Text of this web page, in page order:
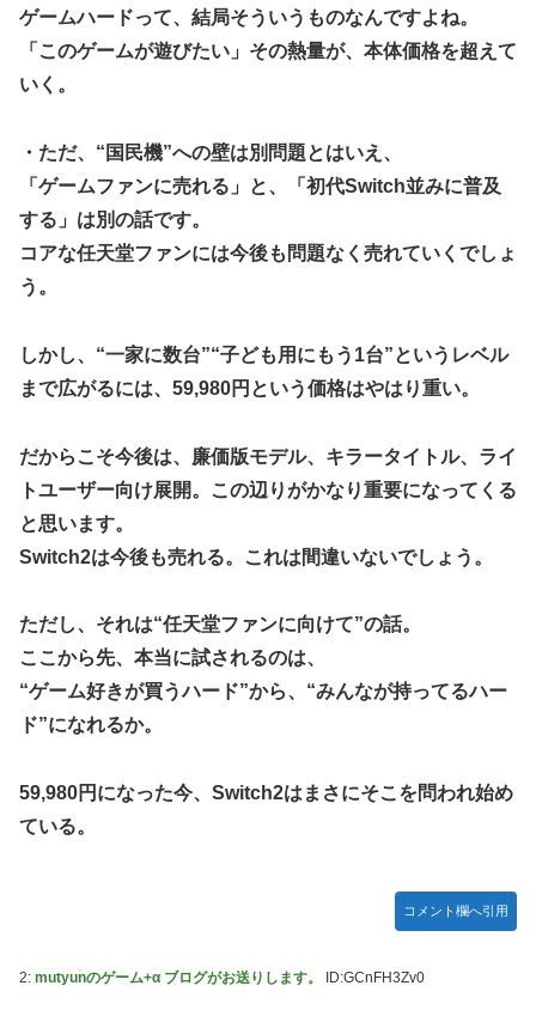
ゲームハードって、結局そういうものなんですよね。
「このゲームが遊びたい」その熱量が、本体価格を超えて
いく。
・ただ、“国民機”への壁は別問題とはいえ、
「ゲームファンに売れる」と、「初代Switch並みに普及
する」は別の話です。
コアな任天堂ファンには今後も問題なく売れていくでしょ
う。
しかし、“一家に数台”“子ども用にもう1台”というレベル
まで広がるには、59,980円という価格はやはり重い。
だからこそ今後は、廉価版モデル、キラータイトル、ライ
トユーザー向け展開。この辺りがかなり重要になってくる
と思います。
Switch2は今後も売れる。これは間違いないでしょう。
ただし、それは“任天堂ファンに向けて”の話。
ここから先、本当に試されるのは、
“ゲーム好きが買うハード”から、“みんなが持ってるハー
ド”になれるか。
59,980円になった今、Switch2はまさにそこを問われ始め
ている。
コメント欄へ引用
2: mutyunのゲーム+α ブログがお送りします。 ID:GCnFH3Zv0